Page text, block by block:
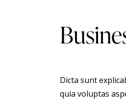
Dicta sunt
quia voluptas